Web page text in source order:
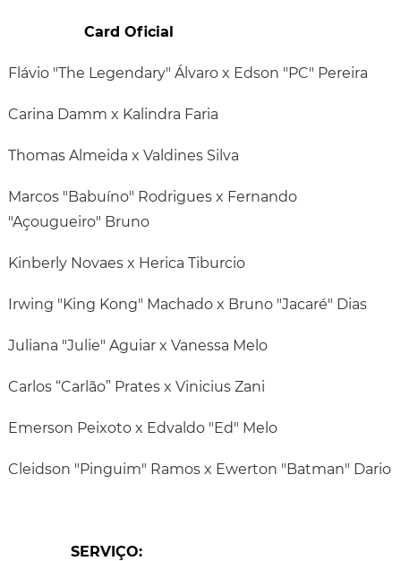
Card Oficial
Flávio "The Legendary" Álvaro x Edson "PC" Pereira
Carina Damm x Kalindra Faria
Thomas Almeida x Valdines Silva
Marcos "Babuíno" Rodrigues x Fernando
"Açougueiro" Bruno
Kinberly Novaes x Herica Tiburcio
Irwing "King Kong" Machado x Bruno "Jacaré" Dias
Juliana "Julie" Aguiar x Vanessa Melo
Carlos “Carlão” Prates x Vinicius Zani
Emerson Peixoto x Edvaldo "Ed" Melo
Cleidson "Pinguim" Ramos x Ewerton "Batman" Dario
SERVIÇO: